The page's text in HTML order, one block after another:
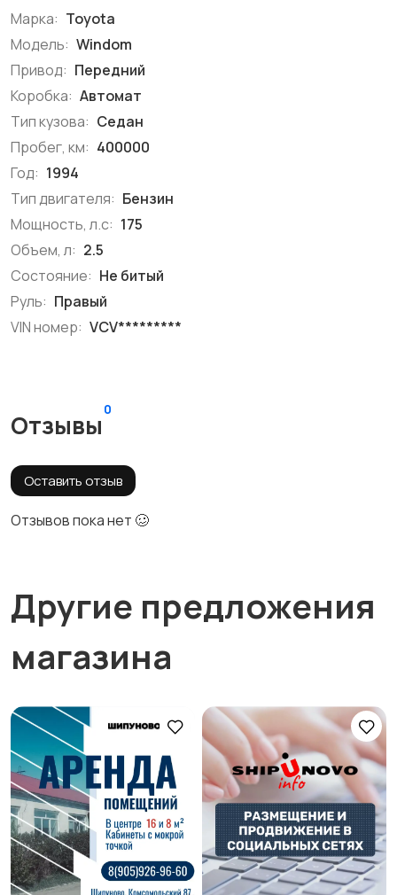
Марка: Toyota
Модель: Windom
Привод: Передний
Коробка: Автомат
Тип кузова: Седан
Пробег, км: 400000
Год: 1994
Тип двигателя: Бензин
Мощность, л.с: 175
Объем, л: 2.5
Состояние: Не битый
Руль: Правый
VIN номер: VCV*********
Отзывы
0
Оставить отзыв
Отзывов пока нет 🥴
Другие предложения
магазина